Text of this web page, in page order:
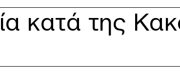
κατά της
Κακοποίησης του Παιδιού